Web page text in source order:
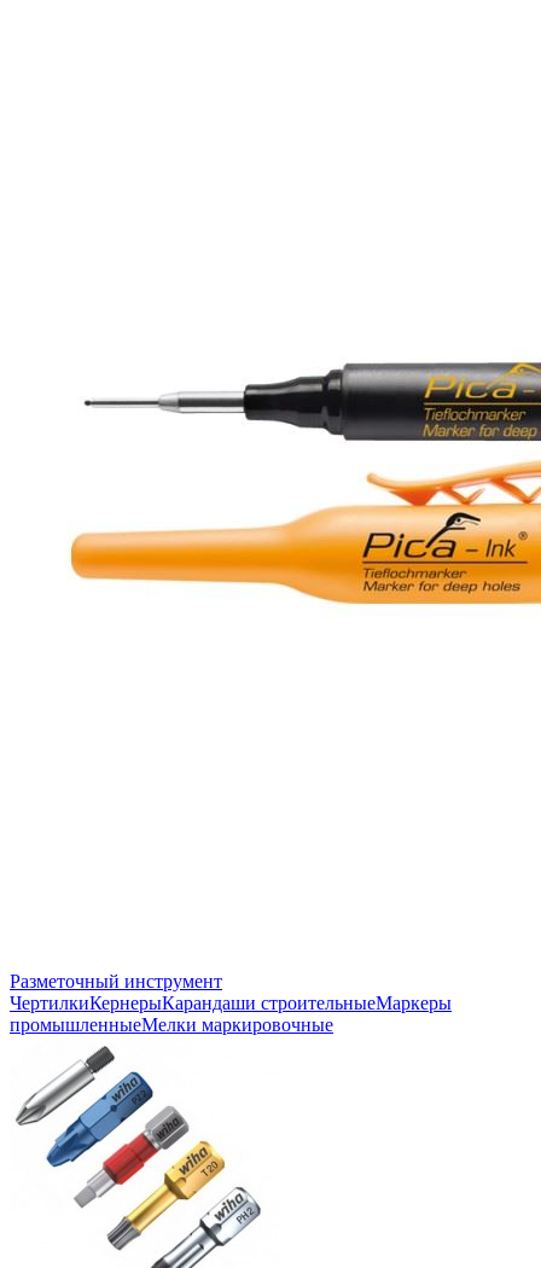
Разметочный инструмент
ЧертилкиКернерыКарандаши строительныеМаркеры
промышленныеМелки маркировочные